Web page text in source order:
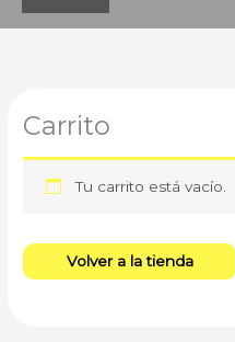
Carrito
Tu carrito está vacío.
Volver a la tienda